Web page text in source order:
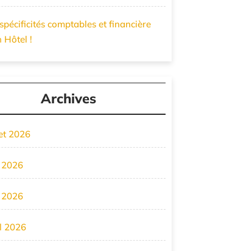
comptables et financière
Hôtel !
Archives
2026
2026